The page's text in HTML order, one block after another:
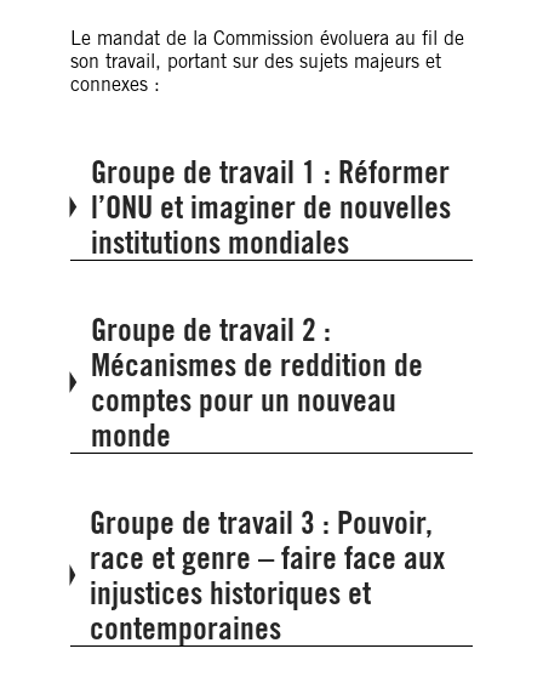
Le mandat de la Commission évoluera au fil de
son travail, portant sur des sujets majeurs et
connexes :
Groupe de travail 1 : Réformer
l’ONU et imaginer de nouvelles
institutions mondiales
Groupe de travail 2 :
Mécanismes de reddition de
comptes pour un nouveau
monde
Groupe de travail 3 : Pouvoir,
race et genre – faire face aux
injustices historiques et
contemporaines